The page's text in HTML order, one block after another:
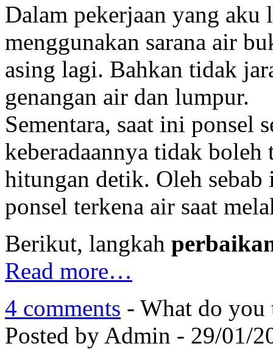
Dalam pekerjaan yang aku
menggunakan sarana air
asing lagi. Bahkan tidak
genangan air dan lumpur.
Sementara, saat ini ponsel
keberadaannya tidak
hitungan detik. Oleh sebab
ponsel terkena air saat
Berikut, langkah
Read more…
4 comments - What do you
Posted by Admin - 29/01/